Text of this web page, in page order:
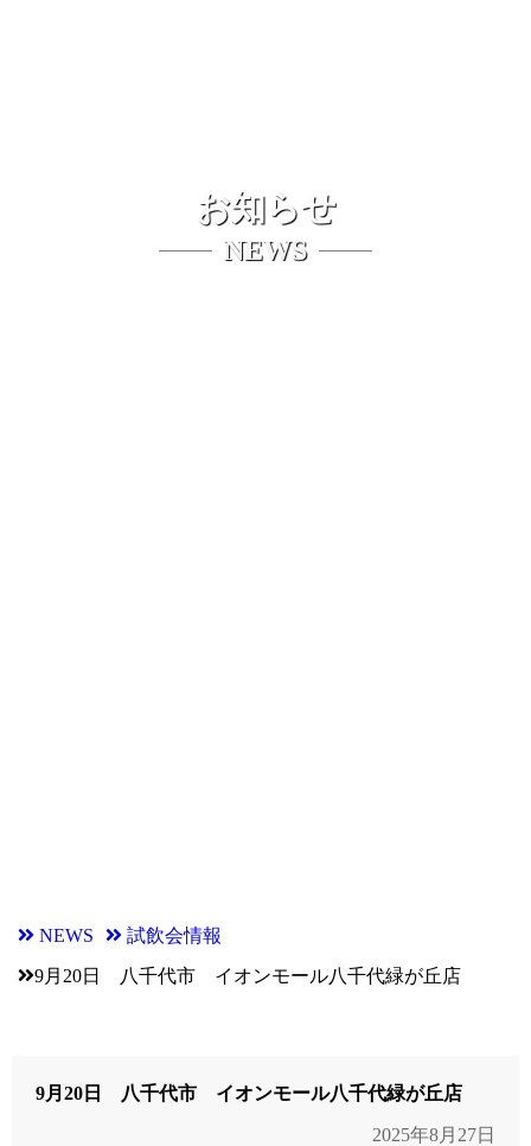
お知らせ
NEWS
NEWS
試飲会情報
9月20日 八千代市 イオンモール八千代緑が丘店
9月20日 八千代市 イオンモール八千代緑が丘店
2025年8月27日